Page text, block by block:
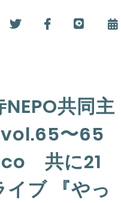
共同主
vol.65〜65
共に21
ブ 『やっ